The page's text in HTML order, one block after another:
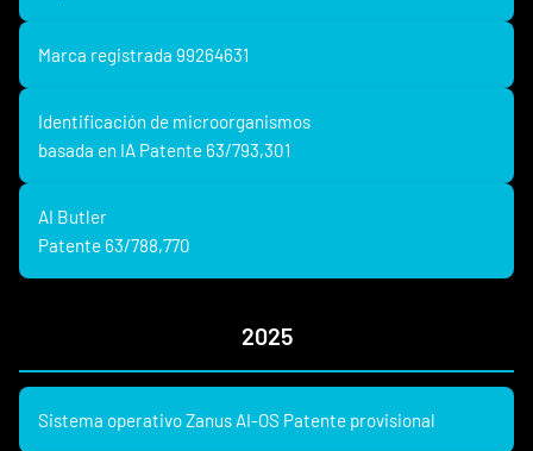
Marca registrada 99264631
Identificación de microorganismos
basada en IA Patente 63/793,301
AI Butler
Patente 63/788,770
2025
Sistema operativo Zanus AI-OS Patente provisional